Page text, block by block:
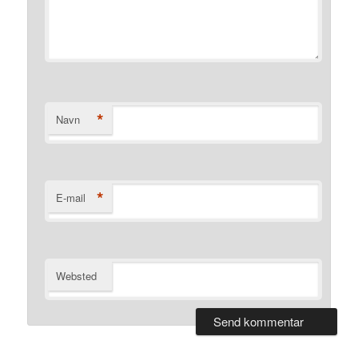
Navn *
E-mail *
Websted